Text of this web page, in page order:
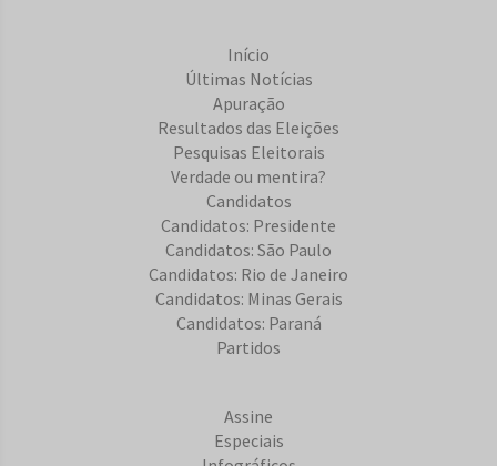
Início
Últimas Notícias
Apuração
Resultados das Eleições
Pesquisas Eleitorais
Verdade ou mentira?
Candidatos
Candidatos: Presidente
Candidatos: São Paulo
Candidatos: Rio de Janeiro
Candidatos: Minas Gerais
Candidatos: Paraná
Partidos
Assine
Especiais